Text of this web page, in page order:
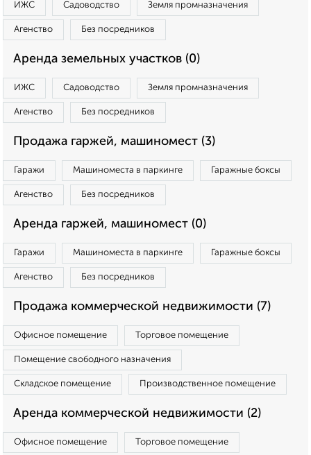
ИЖС Садоводство Земля промназначения
Агенство Без посредников
Аренда земельных участков (0)
ИЖС Садоводство Земля промназначения
Агенство Без посредников
Продажа гаржей, машиномест (3)
Гаражи Машиноместа в паркинге Гаражные боксы
Агенство Без посредников
Аренда гаржей, машиномест (0)
Гаражи Машиноместа в паркинге Гаражные боксы
Агенство Без посредников
Продажа коммерческой недвижимости (7)
Офисное помещение Торговое помещение
Помещение свободного назначения
Складское помещение Производственное помещение
Аренда коммерческой недвижимости (2)
Офисное помещение Торговое помещение